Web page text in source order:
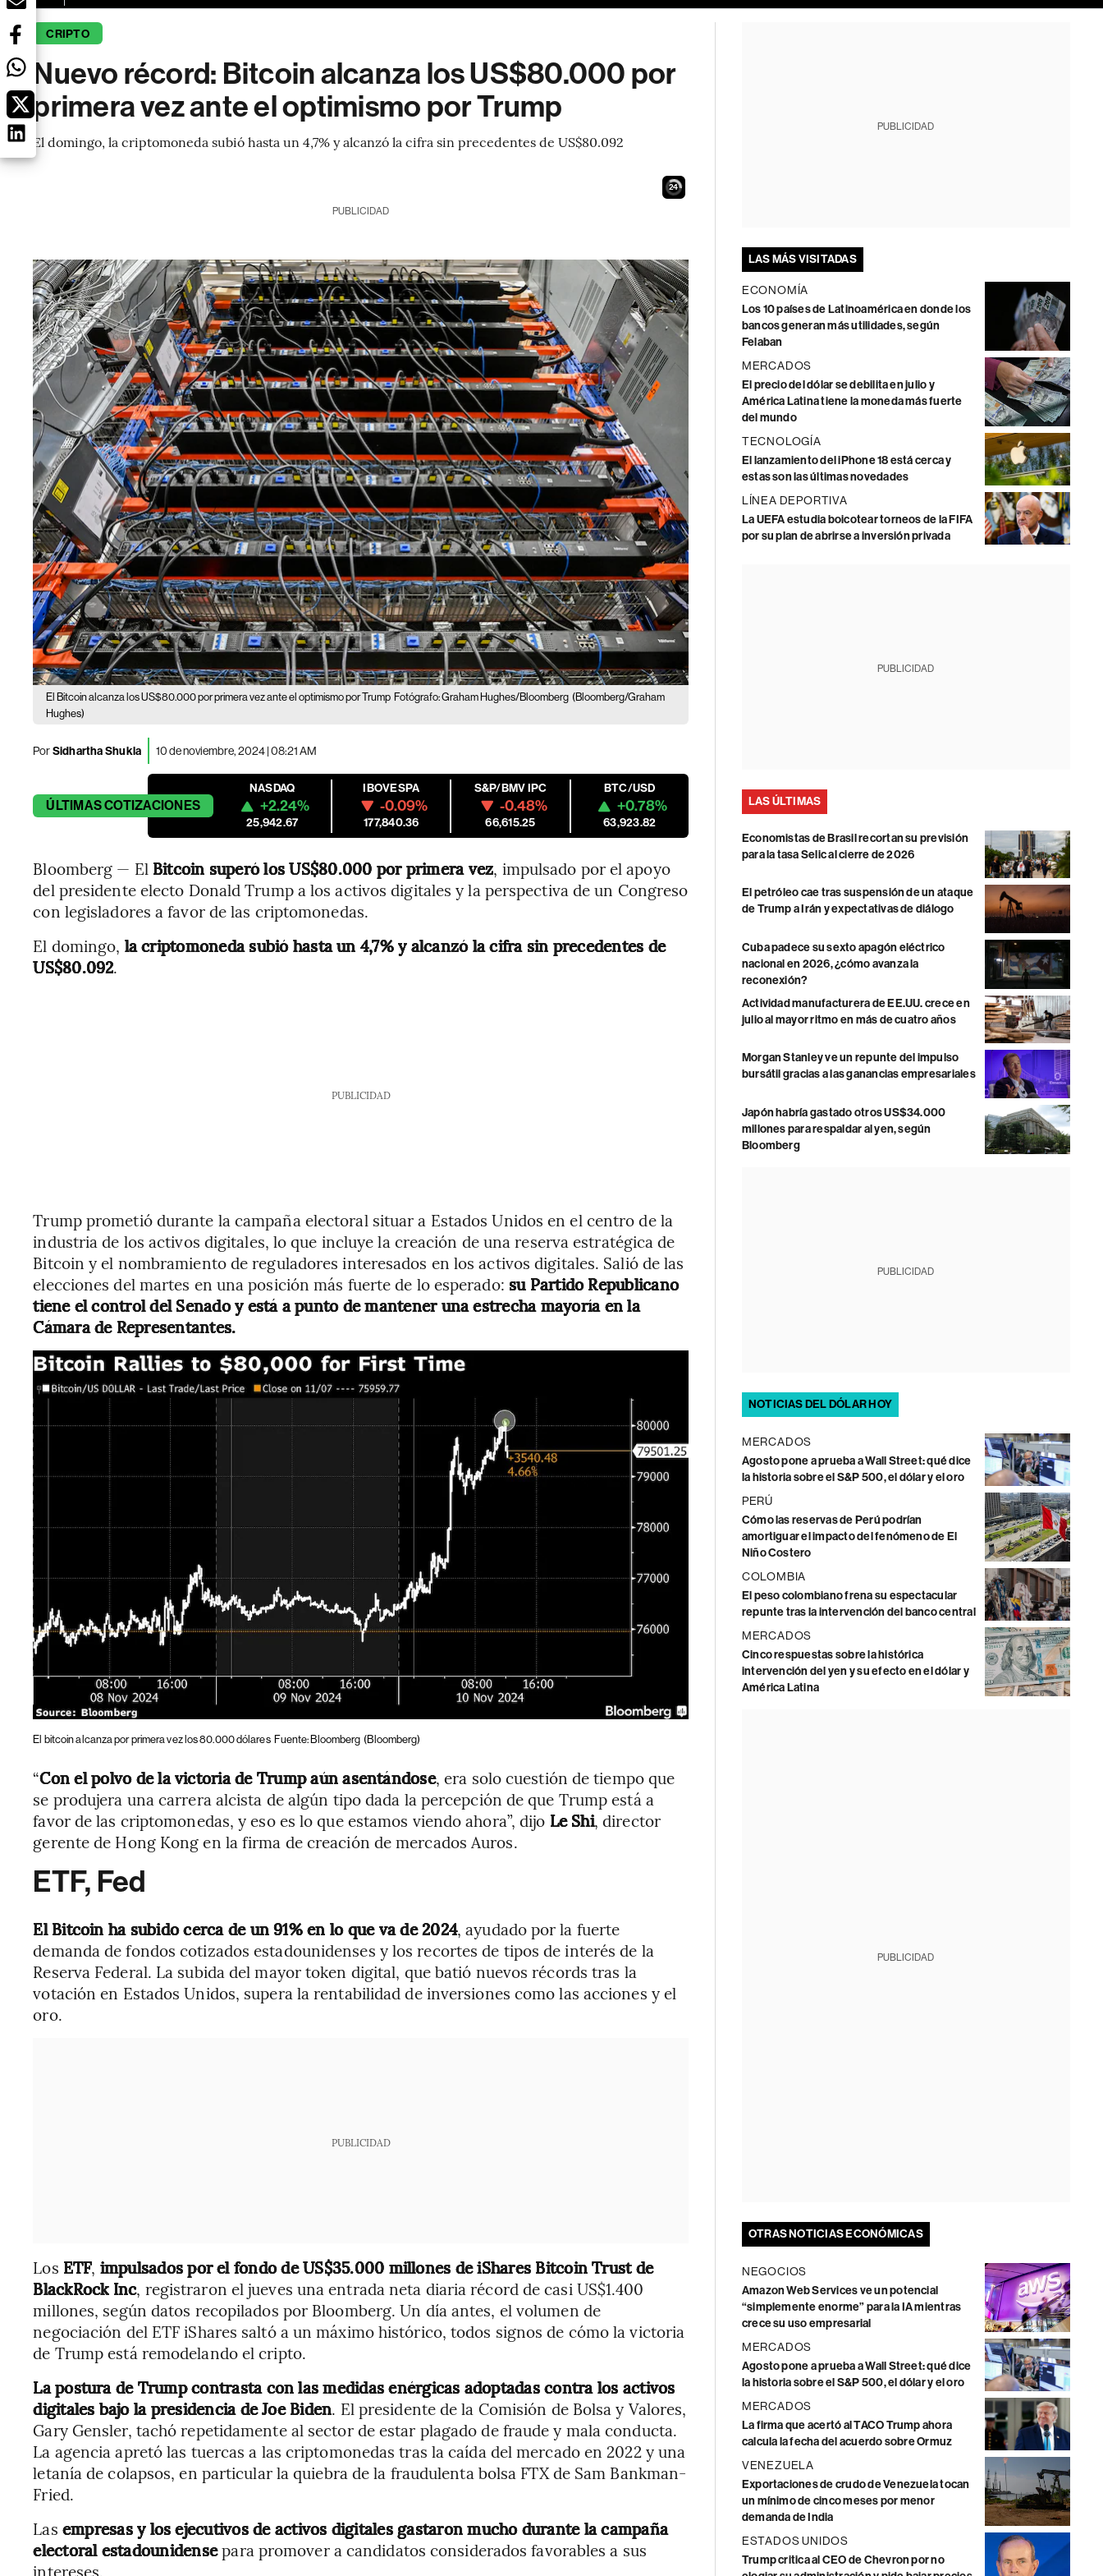
CRIPTO
Nuevo récord: Bitcoin alcanza los US$80.000 por
primera vez ante el optimismo por Trump
El domingo, la criptomoneda subió hasta un 4,7% y alcanzó la cifra sin precedentes de US$80.092
23
PUBLICIDAD
El Bitcoin alcanza los US$80.000 por primera vez ante el optimismo por Trump Fotógrafo: Graham Hughes/Bloomberg (Bloomberg/Graham
Hughes)
PorSidhartha Shukla 10 de noviembre, 2024 | 08:21 AM
ÚLTIMASCOTIZACIONES
NASDAQ
+2.24%
25,942.67
IBOVESPA
-0.09%
177,840.36
S&P/BMV IPC
-0.48%
66,615.25
BTC/USD
+0.78%
63,923.82
Bloomberg — El Bitcoin superó los US$80.000 por primera vez, impulsado por el apoyo
del presidente electo Donald Trump a los activos digitales y la perspectiva de un Congreso
con legisladores a favor de las criptomonedas.
El domingo, la criptomoneda subió hasta un 4,7% y alcanzó la cifra sin precedentes de
US$80.092.
PUBLICIDAD
Trump prometió durante la campaña electoral situar a Estados Unidos en el centro de la
industria de los activos digitales, lo que incluye la creación de una reserva estratégica de
Bitcoin y el nombramiento de reguladores interesados en los activos digitales. Salió de las
elecciones del martes en una posición más fuerte de lo esperado: su Partido Republicano
tiene el control del Senado y está a punto de mantener una estrecha mayoría en la
Cámara de Representantes.
El bitcoin alcanza por primera vez los 80.000 dólares Fuente: Bloomberg (Bloomberg)
“Con el polvo de la victoria de Trump aún asentándose, era solo cuestión de tiempo que
se produjera una carrera alcista de algún tipo dada la percepción de que Trump está a
favor de las criptomonedas, y eso es lo que estamos viendo ahora”, dijo Le Shi, director
gerente de Hong Kong en la firma de creación de mercados Auros.
ETF, Fed
El Bitcoin ha subido cerca de un 91% en lo que va de 2024, ayudado por la fuerte
demanda de fondos cotizados estadounidenses y los recortes de tipos de interés de la
Reserva Federal. La subida del mayor token digital, que batió nuevos récords tras la
votación en Estados Unidos, supera la rentabilidad de inversiones como las acciones y el
oro.
PUBLICIDAD
Los ETF, impulsados por el fondo de US$35.000 millones de iShares Bitcoin Trust de
BlackRock Inc, registraron el jueves una entrada neta diaria récord de casi US$1.400
millones, según datos recopilados por Bloomberg. Un día antes, el volumen de
negociación del ETF iShares saltó a un máximo histórico, todos signos de cómo la victoria
de Trump está remodelando el cripto.
La postura de Trump contrasta con las medidas enérgicas adoptadas contra los activos
digitales bajo la presidencia de Joe Biden. El presidente de la Comisión de Bolsa y Valores,
Gary Gensler, tachó repetidamente al sector de estar plagado de fraude y mala conducta.
La agencia apretó las tuercas a las criptomonedas tras la caída del mercado en 2022 y una
letanía de colapsos, en particular la quiebra de la fraudulenta bolsa FTX de Sam Bankman-
Fried.
Las empresas y los ejecutivos de activos digitales gastaron mucho durante la campaña
electoral estadounidensepara promover a candidatos considerados favorables a sus
intereses.
PUBLICIDAD
LAS MÁS VISITADAS
ECONOMÍA
Los 10 países de Latinoamérica en donde los
bancos generan más utilidades, según
Felaban
MERCADOS
El precio del dólar se debilita en julio y
América Latina tiene la moneda más fuerte
del mundo
TECNOLOGÍA
El lanzamiento del iPhone 18 está cerca y
estas son las últimas novedades
LÍNEA DEPORTIVA
La UEFA estudia boicotear torneos de la FIFA
por su plan de abrirse a inversión privada
PUBLICIDAD
LAS ÚLTIMAS
Economistas de Brasil recortan su previsión
para la tasa Selic al cierre de 2026
El petróleo cae tras suspensión de un ataque
de Trump a Irán y expectativas de diálogo
Cuba padece su sexto apagón eléctrico
nacional en 2026, ¿cómo avanza la
reconexión?
Actividad manufacturera de EE.UU. crece en
julio al mayor ritmo en más de cuatro años
Morgan Stanley ve un repunte del impulso
bursátil gracias a las ganancias empresariales
Japón habría gastado otros US$34.000
millones para respaldar al yen, según
Bloomberg
PUBLICIDAD
NOTICIAS DEL DÓLAR HOY
MERCADOS
Agosto pone a prueba a Wall Street: qué dice
la historia sobre el S&P 500, el dólar y el oro
PERÚ
Cómo las reservas de Perú podrían
amortiguar el impacto del fenómeno de El
Niño Costero
COLOMBIA
El peso colombiano frena su espectacular
repunte tras la intervención del banco central
MERCADOS
Cinco respuestas sobre la histórica
intervención del yen y su efecto en el dólar y
América Latina
PUBLICIDAD
OTRAS NOTICIAS ECONÓMICAS
NEGOCIOS
Amazon Web Services ve un potencial
“simplemente enorme” para la IA mientras
crece su uso empresarial
MERCADOS
Agosto pone a prueba a Wall Street: qué dice
la historia sobre el S&P 500, el dólar y el oro
MERCADOS
La firma que acertó al TACO Trump ahora
calcula la fecha del acuerdo sobre Ormuz
VENEZUELA
Exportaciones de crudo de Venezuela tocan
un mínimo de cinco meses por menor
demanda de India
ESTADOS UNIDOS
Trump critica al CEO de Chevron por no